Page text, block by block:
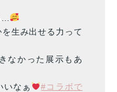
生み出せる力って
なかった展示もあ
いなぁ
#コラボで